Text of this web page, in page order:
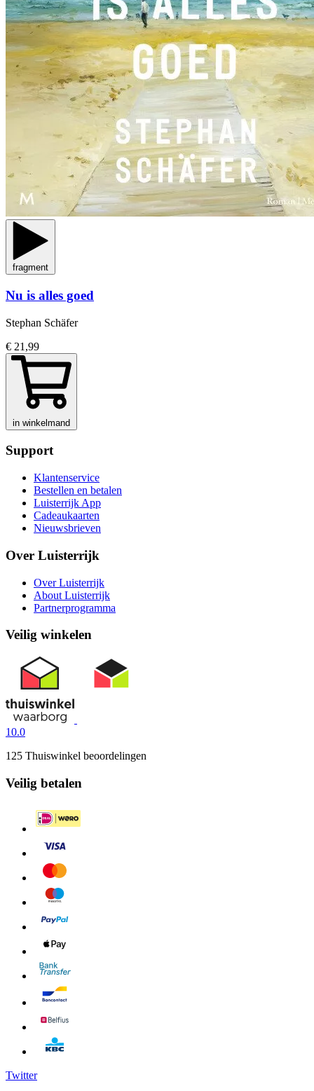
fragment
Nu is alles goed
Stephan Schäfer
€ 21,99
in winkelmand
Support
Klantenservice
Bestellen en betalen
Luisterrijk App
Cadeaukaarten
Nieuwsbrieven
Over Luisterrijk
Over Luisterrijk
About Luisterrijk
Partnerprogramma
Veilig winkelen
10.0
125 Thuiswinkel beoordelingen
Veilig betalen
Twitter